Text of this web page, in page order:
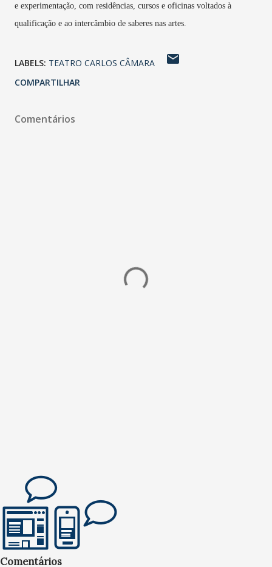
e experimentação, com residências, cursos e oficinas voltados à
qualificação e ao intercâmbio de saberes nas artes.
LABELS: TEATRO CARLOS CÂMARA
COMPARTILHAR
Comentários
Comentários